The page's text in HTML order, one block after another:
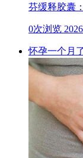
芬缓释胶囊
0次浏览
怀孕一个月